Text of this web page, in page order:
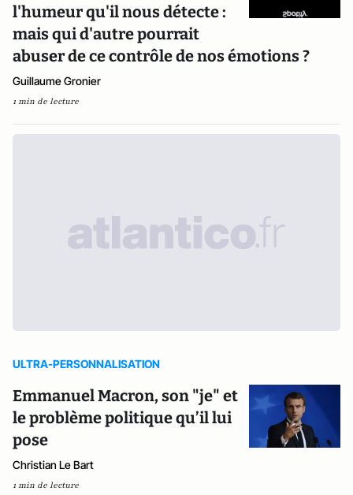
l'humeur qu'il nous détecte :
mais qui d'autre pourrait
abuser de ce contrôle de nos émotions ?
Guillaume Gronier
1 min de lecture
ULTRA-PERSONNALISATION
Emmanuel Macron, son "je" et
le problème politique qu’il lui
pose
Christian Le Bart
1 min de lecture